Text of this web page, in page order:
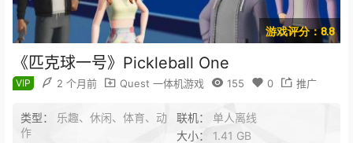
游戏评分：8.8
《匹克球一号》Pickleball One
VIP 2 个月前 Quest 一体机游戏 155 0 推广
类型： 乐趣、休闲、体育、动
作
联机： 单人离线
大小： 1.41 GB